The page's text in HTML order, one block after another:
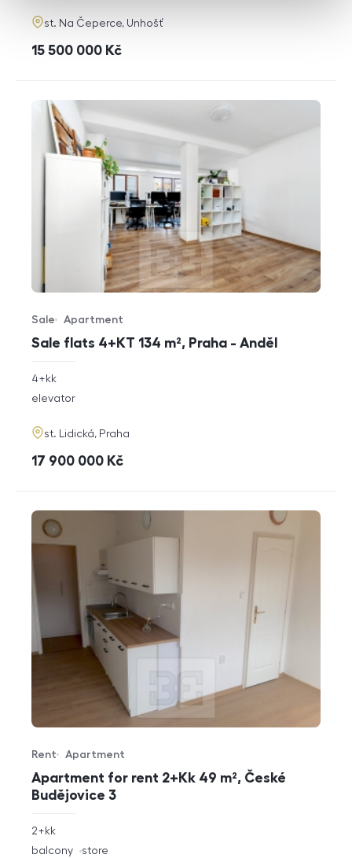
adresa
st. Na Čeperce, Unhošť
cena
15 500 000 Kč
Sale flats 4+KT 134 m², Praha - Anděl
Offer type
Sale
Property type
Apartment
rozměry
4+kk
funkce
elevator
adresa
st. Lidická, Praha
cena
17 900 000 Kč
Apartment for rent 2+Kk 49 m², České
Budějovice 3
Offer type
Rent
Property type
Apartment
rozměry
2+kk
funkce
balcony store